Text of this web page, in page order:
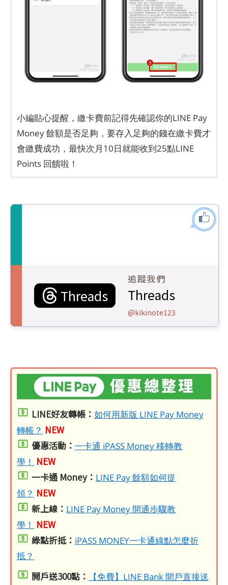
小編貼心提醒，繳卡費前記得先確認你的LINE Pay
Money 餘額是否足夠，要存入足夠的錢在繳卡費才
會繳費成功，最快次月10日就能收到25點LINE
Points 回饋啦！
Threads
追蹤我們
Threads
@kikinote123
LINE好友轉帳： 如何用新版 LINE Pay Money
轉帳？ NEW
優惠活動： 一卡通 iPASS Money 移轉教
學！ NEW
一卡通 Money： LINE Pay 餘額如何提
領？ NEW
新上線： LINE Pay Money 開通步驟教
學！ NEW
綠點折抵： iPASS MONEY一卡通綠點怎麼折
抵？
開戶送300點：
【免費】LINE Bank 開戶直接送